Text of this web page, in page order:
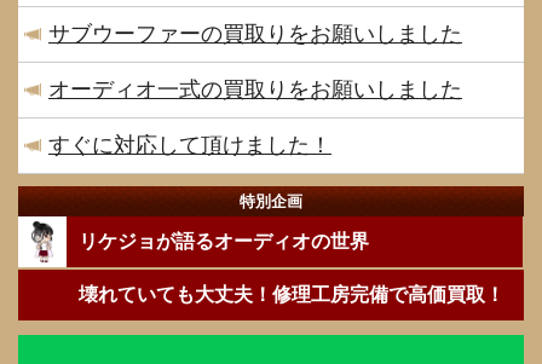
サブウーファーの買取りをお願いしました
オーディオ一式の買取りをお願いしました
すぐに対応して頂けました！
特別企画
リケジョが語るオーディオの世界
壊れていても大丈夫！修理工房完備で高価買取！